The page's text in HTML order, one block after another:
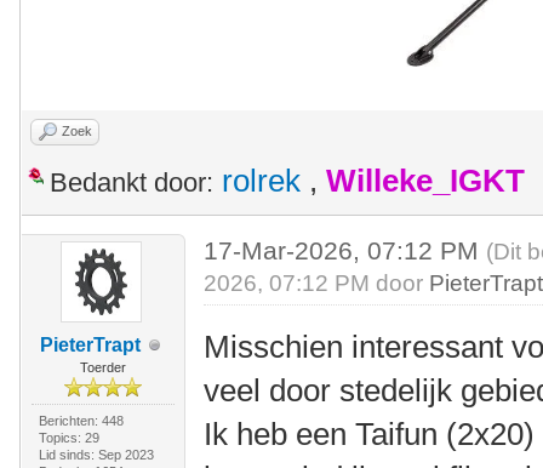
Zoek
Bedankt door: rolrek , Willeke_IGKT
PieterTrapt
Toerder
Berichten: 448
Topics: 29
Lid sinds: Sep 2023
17-Mar-2026, 07:12 PM (Dit
2026, 07:12 PM door PieterTrapt
Misschien interessant
veel door stedelijk
Ik heb een Taifun